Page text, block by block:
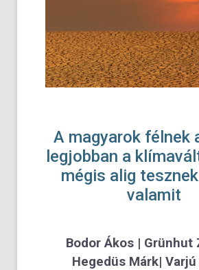
A magyarok félnek
legjobban a
mégis alig
valamit
Bodor Ákos | Grünhut
Hegedüs Márk|